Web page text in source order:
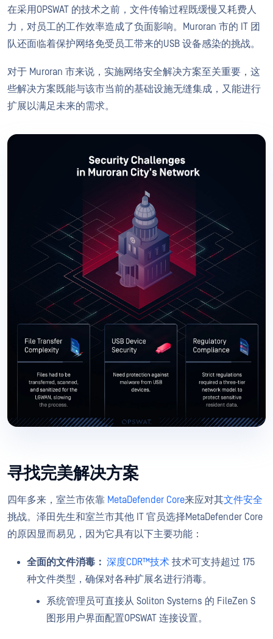
在采用OPSWAT 的技术之前，文件传输过程既缓慢又耗费人
力，对员工的工作效率造成了负面影响。Muroran 市的 IT 团
队还面临着保护网络免受员工带来的USB 设备感染的挑战。
对于 Muroran 市来说，实施网络安全解决方案至关重要，这
些解决方案既能与该市当前的基础设施无缝集成，又能进行
扩展以满足未来的需求。
寻找完美解决方案
四年多来，室兰市依靠 MetaDefender Core来应对其文件安全
挑战。泽田先生和室兰市其他 IT 官员选择MetaDefender Core
的原因显而易见，因为它具有以下主要功能：
全面的文件消毒： 深度CDR™技术 技术可支持超过 175
种文件类型，确保对各种扩展名进行消毒。
系统管理员可直接从 Soliton Systems 的 FileZen S
图形用户界面配置OPSWAT 连接设置。